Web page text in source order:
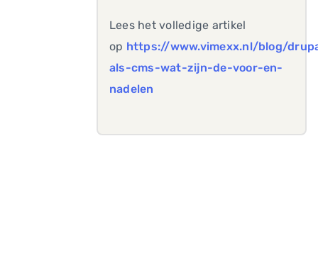
Lees het volledige artikel
op https://www.vimexx.nl/blog/
als-cms-wat-zijn-de-voor-en-
nadelen